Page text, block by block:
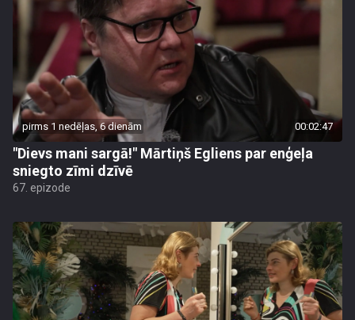
pirms 1 nedēļas, 6 dienām 00:02:47
"Dievs mani sargā!" Mārtiņš Egliens par enģeļa
sniegto zīmi dzīvē
67. epizode